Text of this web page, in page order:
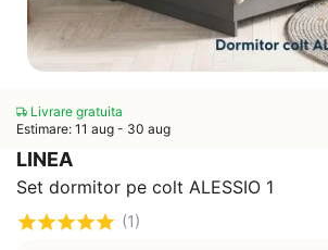
Livrare gratuita
Estimare: 11 aug - 30 aug
LINEA
Set dormitor pe colt ALESSIO 1
(1)